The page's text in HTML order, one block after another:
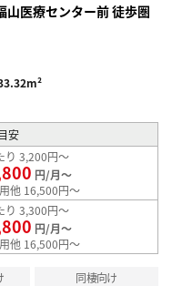
山医療センター前 徒歩圏
安
り 3,200円～
円/月～
他 16,500円～
り 3,300円～
円/月～
他 16,500円～
同棲向け